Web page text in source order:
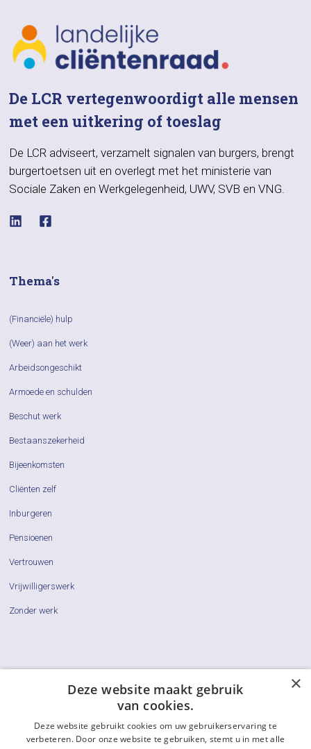
De LCR vertegenwoordigt alle mensen
met een uitkering of toeslag
De LCR adviseert, verzamelt signalen van burgers, brengt
burgertoetsen uit en overlegt met het ministerie van
Sociale Zaken en Werkgelegenheid, UWV, SVB en VNG.
Thema's
(Financiële) hulp
(Weer) aan het werk
Arbeidsongeschikt
Armoede en schulden
Beschut werk
Bestaanszekerheid
Bijeenkomsten
Cliënten zelf
Inburgeren
Pensioenen
Vertrouwen
Vrijwilligerswerk
Zonder werk
Cliëntenraden
Vraag & Antwoord
×
Deze website maakt gebruik
van cookies.
Deze website gebruikt cookies om uw gebruikerservaring te
verbeteren. Door onze website te gebruiken, stemt u in met alle